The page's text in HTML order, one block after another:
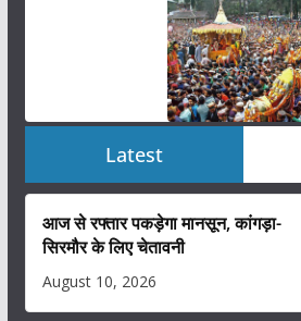
Latest
आज से रफ्तार पकड़ेगा मानसून, कांगड़ा-
सिरमौर के लिए चेतावनी
August 10, 2026